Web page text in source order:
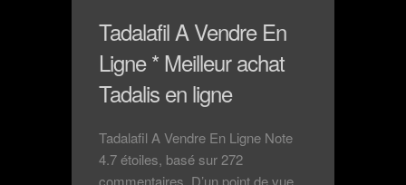
Tadalafil A Vendre En
Ligne * Meilleur achat
Tadalis en ligne
Tadalafil A Vendre En Ligne Note
4.7 étoiles, basé sur 272
commentaires. D’un point de vue